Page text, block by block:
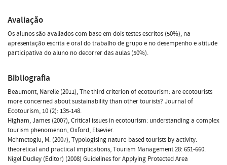
Avaliação
Os alunos são avaliados com base em dois testes escritos (50%), na
apresentação escrita e oral do trabalho de grupo e no desempenho e atitude
participativa do aluno no decorrer das aulas (50%).
Bibliografia
Beaumont, Narelle (2011), The third criterion of ecotourism: are ecotourists
more concerned about sustainability than other tourists? Journal of
Ecotourism, 10 (2): 135-148.
Higham, James (2007), Critical issues in ecotourism: understanding a complex
tourism phenomenon, Oxford, Elsevier.
Mehmetoglu, M. (2007), Typologising nature-based tourists by activity:
theoretical and practical implications, Tourism Management 28: 651-660.
Nigel Dudley (Editor) (2008) Guidelines for Applying Protected Area